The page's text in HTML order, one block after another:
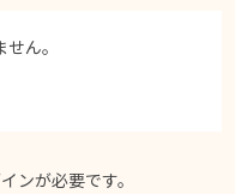
ん。
ンが必要です。